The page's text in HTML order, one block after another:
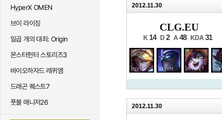
HyperX OMEN
브이 라이징
일곱 개의 대죄: Origin
몬스터헌터 스토리즈3
바이오하자드 레퀴엠
드래곤 퀘스트7
풋볼 매니저26
2012.11.30
CLG.EU
K 14 D 2 A 48 KDA 31
2012.11.30